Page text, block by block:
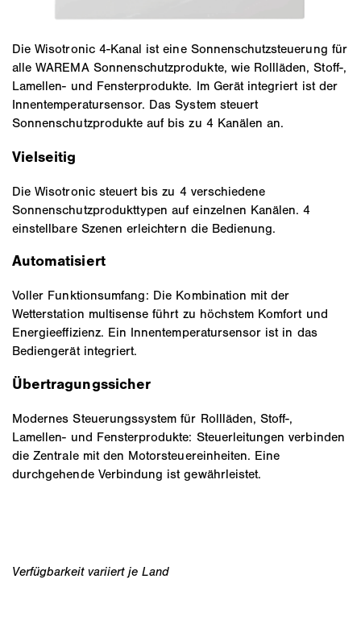
Die Wisotronic 4-Kanal ist eine Sonnenschutzsteuerung für
alle WAREMA Sonnenschutzprodukte, wie Rollläden, Stoff-,
Lamellen- und Fensterprodukte. Im Gerät integriert ist der
Innentemperatursensor. Das System steuert
Sonnenschutzprodukte auf bis zu 4 Kanälen an.
Vielseitig
Die Wisotronic steuert bis zu 4 verschiedene
Sonnenschutzprodukttypen auf einzelnen Kanälen. 4
einstellbare Szenen erleichtern die Bedienung.
Automatisiert
Voller Funktionsumfang: Die Kombination mit der
Wetterstation multisense führt zu höchstem Komfort und
Energieeffizienz. Ein Innentemperatursensor ist in das
Bediengerät integriert.
Übertragungssicher
Modernes Steuerungssystem für Rollläden, Stoff-,
Lamellen- und Fensterprodukte: Steuerleitungen verbinden
die Zentrale mit den Motorsteuereinheiten. Eine
durchgehende Verbindung ist gewährleistet.